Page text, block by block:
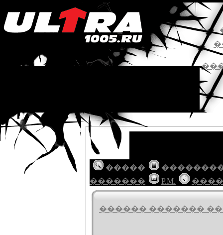
�����
�������
P.M. ����
������ �������